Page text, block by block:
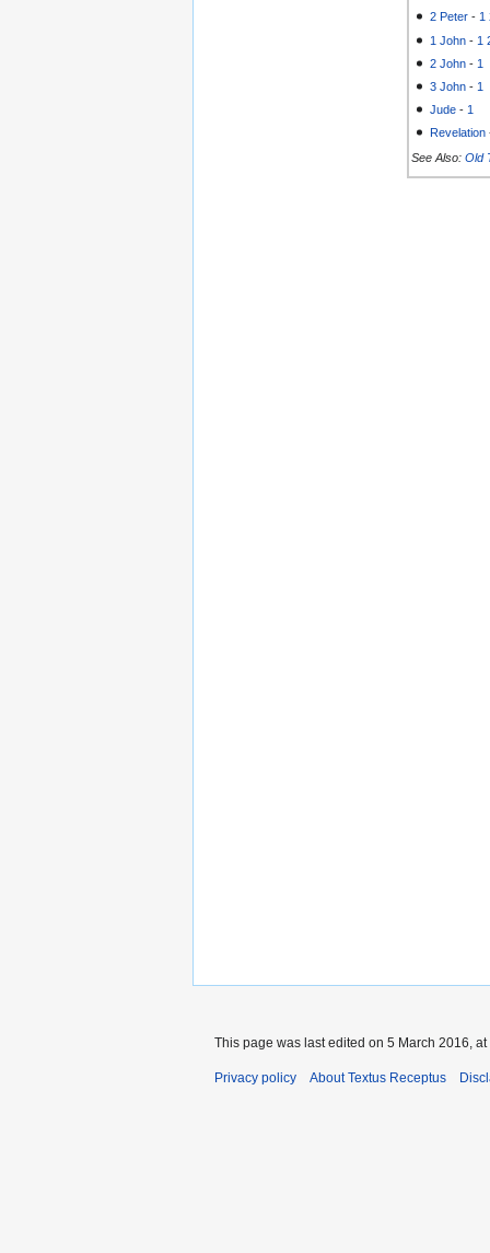
2 Peter - 1
1 John - 1
2 John - 1
3 John - 1
Jude - 1
Revelation
See Also: Old
This page was last edited on 5 March 2016, at
Privacy policy About Textus Receptus